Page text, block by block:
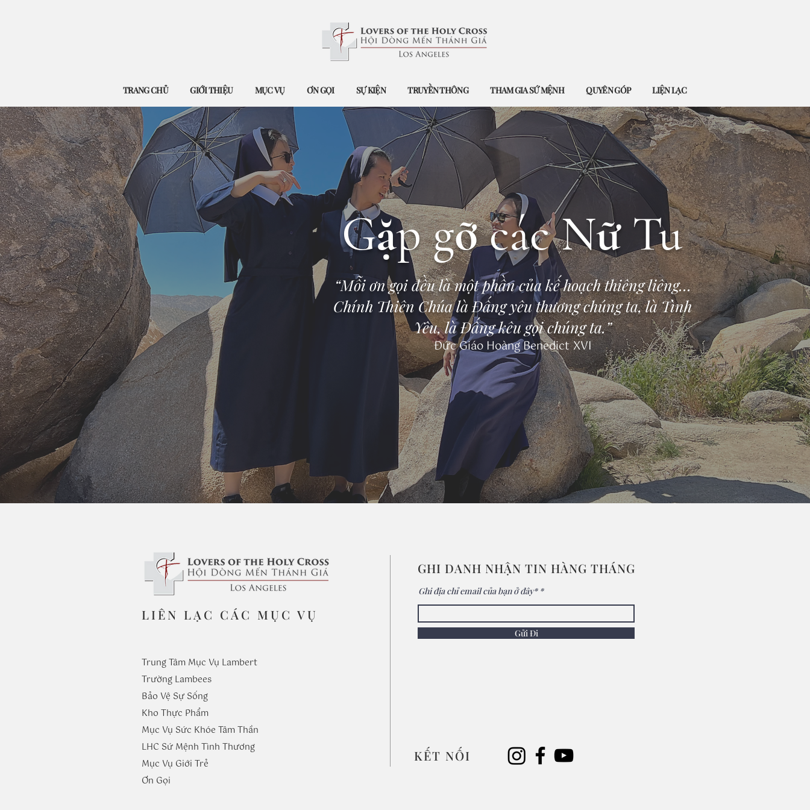
TRANG CHỦ GIỚI THIỆU MỤC VỤ ƠN GỌI SỰ KIỆN TRUYỀN THÔNG THAM GIA SỨ MỆNH QUYÊN GÓP LIỆN LẠC
Gặp gỡ các Nữ Tu
“Mỗi ơn gọi đều là một phần của kế hoạch thiêng liêng…
Chính Thiên Chúa là Đấng yêu thương chúng ta, là Tình
Yêu, là Đấng kêu gọi chúng ta.”
Đức Giáo Hoàng Benedict XVI
LIÊN LẠC CÁC MỤC VỤ
Trung Tâm Mục Vụ Lambert
Trường Lambees
Bảo Vệ Sự Sống
Kho Thực Phẩm
Mục Vụ Sức Khóe Tâm Thần
LHC Sứ Mệnh Tình Thương
Mục Vụ Giới Trẻ
​Ơn Gọi
GHI DANH NHẬN TIN HÀNG THÁNG
Ghi địa chỉ email của bạn ở đây*
Gửi Đi
KẾT NỐI